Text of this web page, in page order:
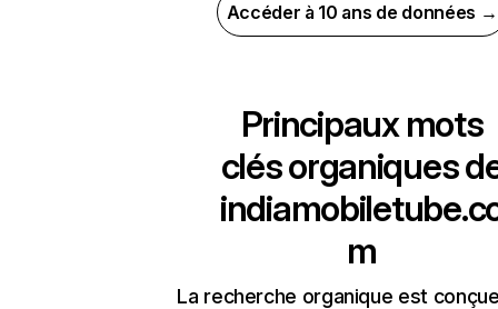
Accéder à 10 ans de données →
Principaux mots
clés organiques
m
La recherche organique est